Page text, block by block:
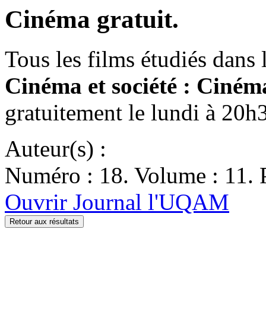
Cinéma gratuit.
Tous les films étudiés
Cinéma et société :
gratuitement le lundi à
Auteur(s) :
Numéro : 18. Volume : 11.
Ouvrir Journal l'UQAM
Retour aux résultats